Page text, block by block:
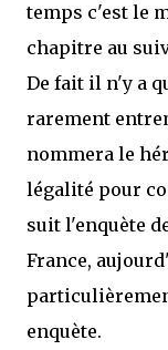
temps c'est le
chapitre au
De fait il n'y a
rarement
nommera le
légalité pour
suit l'enquète
France,
enquète.